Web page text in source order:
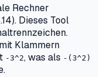
Rechner
Dieses Tool
Klammern
-3^2, was als -(3^2)